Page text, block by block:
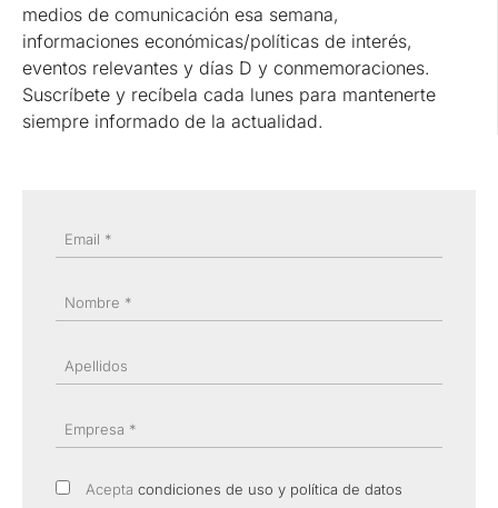
medios de comunicación esa semana,
informaciones económicas/políticas de interés,
eventos relevantes y días D y conmemoraciones.
Suscríbete y recíbela cada lunes para mantenerte
siempre informado de la actualidad.
Email *
Nombre *
Apellidos
Empresa *
Acepta condiciones de uso y política de datos